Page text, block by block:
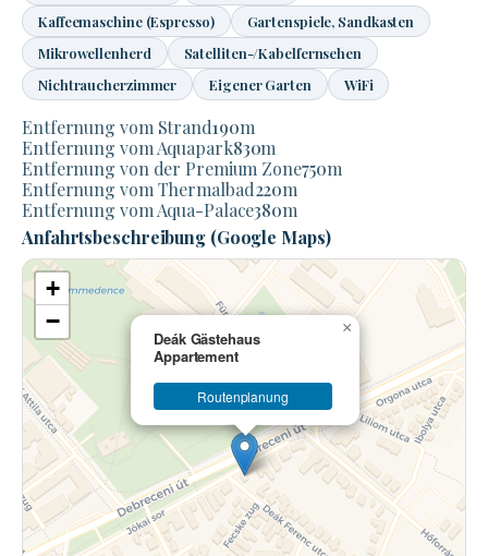
Kaffeemaschine (Espresso)
Gartenspiele, Sandkasten
Mikrowellenherd
Satelliten-/Kabelfernsehen
Nichtraucherzimmer
Eigener Garten WiFi
Entfernung vom Strand190m
Entfernung vom Aquapark830m
Entfernung von der Premium Zone750m
Entfernung vom Thermalbad220m
Entfernung vom Aqua-Palace380m
Anfahrtsbeschreibung (Google Maps)
Deák Gästehaus
Appartement
Routenplanung
×
+
−